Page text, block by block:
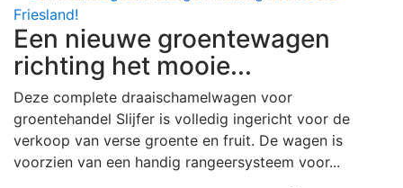
Een nieuwe groentewagen
richting het mooie...
Deze complete draaischamelwagen voor
groentehandel Slijfer is volledig ingericht voor de
verkoop van verse groente en fruit. De wagen is
voorzien van een handig rangeersysteem voor...